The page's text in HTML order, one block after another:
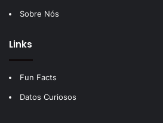
Sobre Nós
Links
Fun Facts
Datos Curiosos